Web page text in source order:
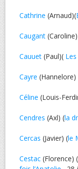
Cathrine (Arnaud)(
Caugant
Cauuet (Paul)(
Cayre (Hannelore)
Céline (Louis-
Cendres (Axl) (la
Cercas (Javier) (le
Cestac (Florence) (